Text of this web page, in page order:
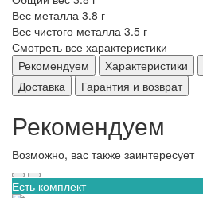
Вес металла 3.8 г
Вес чистого металла 3.5 г
Смотреть все характеристики
Рекомендуем
Характеристики
Доставка
Гарантия и возврат
Рекомендуем
Возможно, вас также заинтересует
Есть комплект